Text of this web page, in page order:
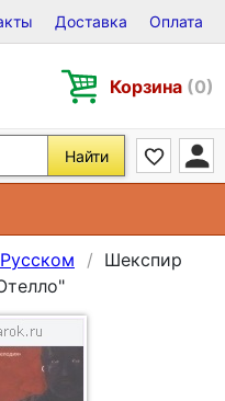
Виниле, CD и DVD
Доставка Оплата
Корзина (0)
Найти
Шекспир